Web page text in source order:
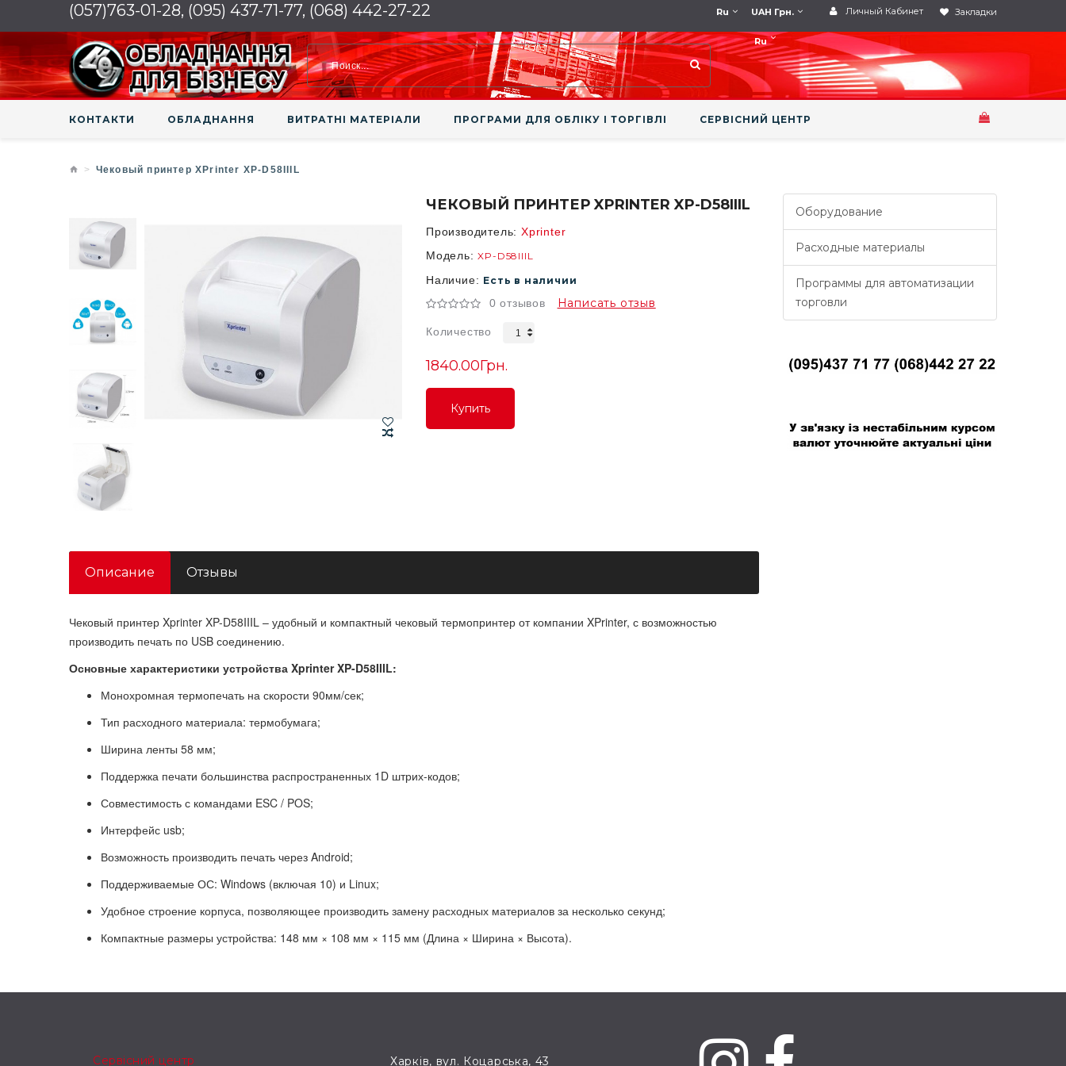
(057)763-01-28, (095) 437-71-77, (068) 442-27-22 Закладки
Личный Кабинет
UAH Грн.
Ru
Ru
КОНТАКТИ ОБЛАДНАННЯ ВИТРАТНІ МАТЕРІАЛИ ПРОГРАМИ ДЛЯ ОБЛІКУ І ТОРГІВЛІ СЕРВІСНИЙ ЦЕНТР
Чековый принтер XPrinter XP-D58IIIL
ЧЕКОВЫЙ ПРИНТЕР XPRINTER XP-D58IIIL
Производитель: Xprinter
Модель: XP-D58IIIL
Наличие: Есть в наличии
0 отзывов Написать отзыв
Количество
1840.00Грн.
Купить
Купить
Описание Отзывы
Чековый принтер Xprinter XP-D58IIIL – удобный и компактный чековый термопринтер от компании XPrinter, с возможностью
производить печать по USB соединению.
Основные характеристики устройства Xprinter XP-D58IIIL:
Монохромная термопечать на скорости 90мм/сек;
Тип расходного материала: термобумага;
Ширина ленты 58 мм;
Поддержка печати большинства распространенных 1D штрих-кодов;
Совместимость с командами ESC / POS;
Интерфейс usb;
Возможность производить печать через Android;
Поддерживаемые ОС: Windows (включая 10) и Linux;
Удобное строение корпуса, позволяющее производить замену расходных материалов за несколько секунд;
Компактные размеры устройства: 148 мм × 108 мм × 115 мм (Длина × Ширина × Высота).
Оборудование
Расходные материалы
Программы для автоматизации
торговли
Сервісний центр Харків, вул. Коцарська, 43